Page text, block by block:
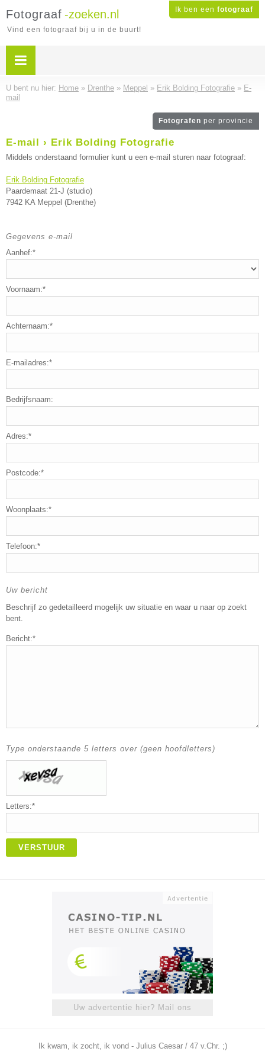
Ik ben een fotograaf
Fotograaf -zoeken.nl
Vind een fotograaf bij u in de buurt!
U bent nu hier: Home » Drenthe » Meppel » Erik Bolding Fotografie » E-
mail
Fotografen per provincie
E-mail › Erik Bolding Fotografie
Middels onderstaand formulier kunt u een e-mail sturen naar fotograaf:
Erik Bolding Fotografie
Paardemaat 21-J (studio)
7942 KA Meppel (Drenthe)
Gegevens e-mail
Aanhef:*
Voornaam:*
Achternaam:*
E-mailadres:*
Bedrijfsnaam:
Adres:*
Postcode:*
Woonplaats:*
Telefoon:*
Uw bericht
Beschrijf zo gedetailleerd mogelijk uw situatie en waar u naar op zoekt
bent.
Bericht:*
Type onderstaande 5 letters over (geen hoofdletters)
Letters:*
VERSTUUR
Uw advertentie hier? Mail ons
Ik kwam, ik zocht, ik vond - Julius Caesar / 47 v.Chr. ;)